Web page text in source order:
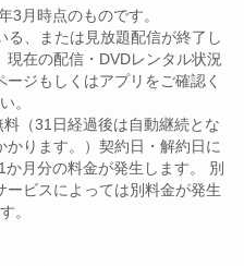
3月時点のものです。
る、または見放題配信が終了し
在の配信・DVDレンタル状況
ジもしくはアプリをご確認く
。
（31日経過後は自動継続とな
かります。）契約日・解約日に
月分の料金が発生します。 別
ビスによっては別料金が発生
。